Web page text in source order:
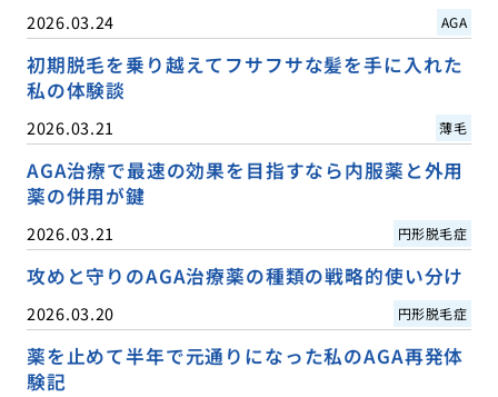
2026.03.24 AGA
初期脱毛を乗り越えてフサフサな髪を手に入れた
私の体験談
2026.03.21 薄毛
AGA治療で最速の効果を目指すなら内服薬と外用
薬の併用が鍵
2026.03.21 円形脱毛症
攻めと守りのAGA治療薬の種類の戦略的使い分け
2026.03.20 円形脱毛症
薬を止めて半年で元通りになった私のAGA再発体
験記